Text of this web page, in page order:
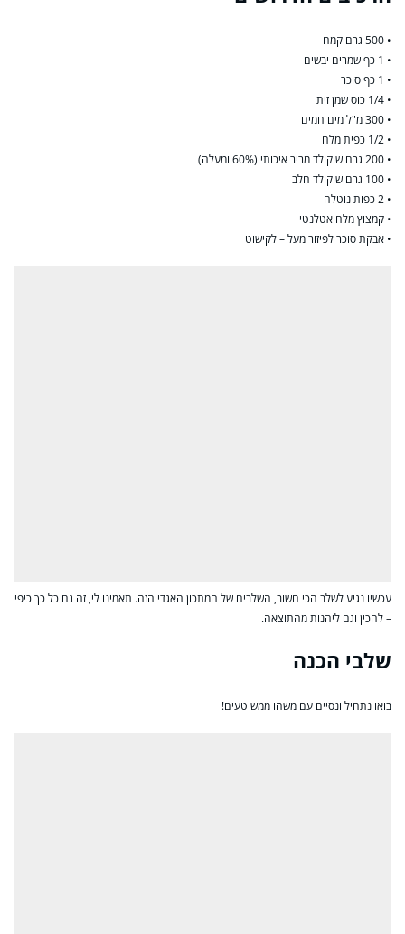
• 500 גרם קמח
• 1 כף שמרים יבשים
• 1 כף סוכר
• 1/4 כוס שמן זית
• 300 מ"ל מים חמים
• 1/2 כפית מלח
• 200 גרם שוקולד מריר איכותי (60% ומעלה)
• 100 גרם שוקולד חלב
• 2 כפות נוטלה
• קמצוץ מלח אטלנטי
• אבקת סוכר לפיזור מעל – לקישוט
עכשיו נגיע לשלב הכי חשוב, השלבים של המתכון האגדי הזה. תאמינו לי, זה גם כל כך כיפי
– להכין וגם ליהנות מהתוצאה.
שלבי הכנה
בואו נתחיל ונסיים עם משהו ממש טעים!